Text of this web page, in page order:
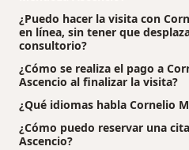
¿Puedo hacer la visita con
en línea, sin tener que
consultorio?
¿Cómo se realiza el pago a
Ascencio al finalizar la visita?
¿Qué idiomas habla Cornelio
¿Cómo puedo reservar una
Ascencio?